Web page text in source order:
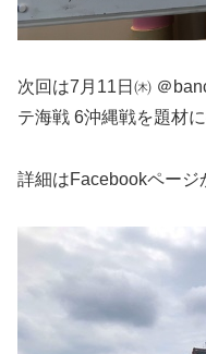
次回は7月11日㈭ ＠
テ海戦 6沖縄戦を題材に
詳細はFacebookページ